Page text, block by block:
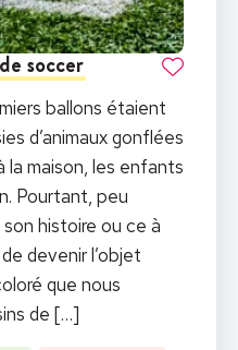
soccer
ballons étaient
d’animaux gonflées
la maison, les enfants
Pourtant, peu
histoire ou ce à
devenir l’objet
que nous
de […]